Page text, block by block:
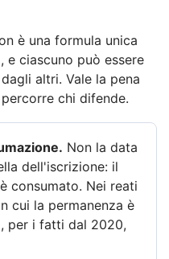
è una formula unica
e ciascuno può essere
altri. Vale la pena
chi difende.
Non la data
dell'iscrizione: il
consumato. Nei reati
cui la permanenza è
per i fatti dal 2020,